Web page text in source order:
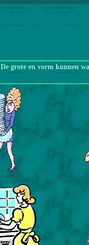
De grote en vorm kunnen